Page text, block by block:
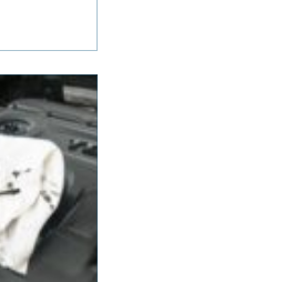
om mer
Bilfärg
där